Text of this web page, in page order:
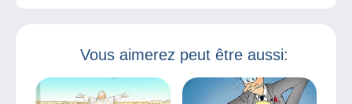
Vous aimerez peut être aussi: